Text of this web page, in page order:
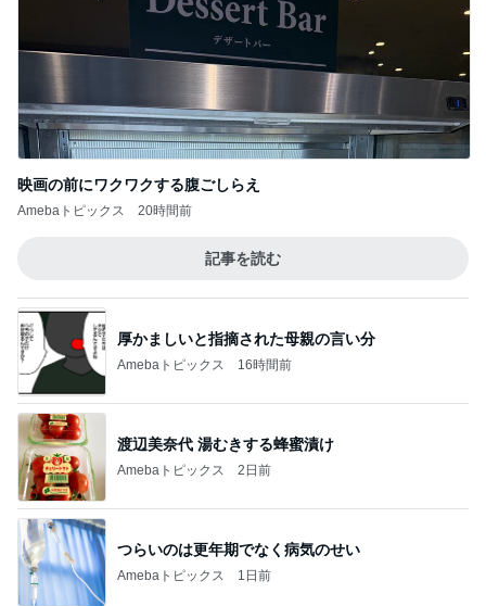
映画の前にワクワクする腹ごしらえ
Amebaトピックス 20時間前
記事を読む
厚かましいと指摘された母親の言い分
Amebaトピックス 16時間前
渡辺美奈代 湯むきする蜂蜜漬け
Amebaトピックス 2日前
つらいのは更年期でなく病気のせい
Amebaトピックス 1日前